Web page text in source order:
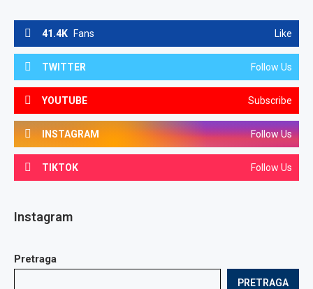
41.4K Fans Like
TWITTER Follow Us
YOUTUBE Subscribe
INSTAGRAM Follow Us
TIKTOK Follow Us
Instagram
Pretraga
PRETRAGA